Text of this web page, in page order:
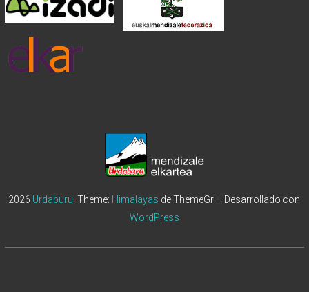
2026 Urdaburu . Theme: Himalayas de ThemeGrill. Desarrollado con
WordPress